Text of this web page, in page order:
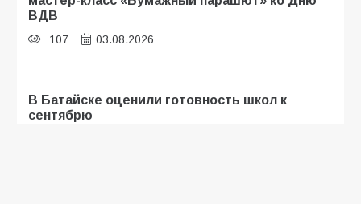
ВДВ
107 03.08.2026
В Батайске оценили готовность школ к
сентябрю